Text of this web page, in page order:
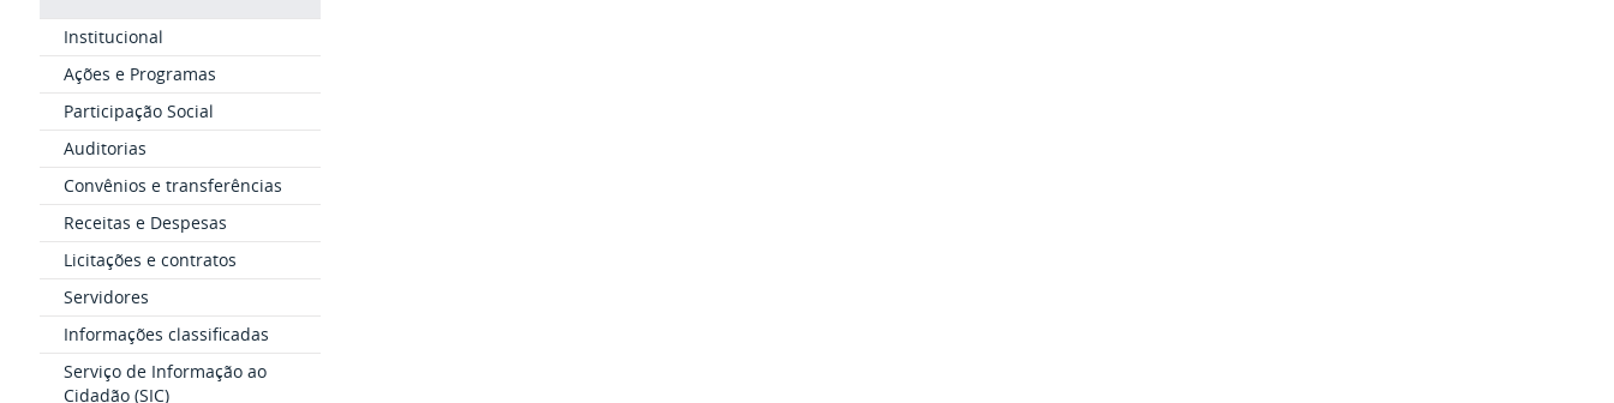
Institucional
Ações e Programas
Participação Social
Auditorias
Convênios e transferências
Receitas e Despesas
Licitações e contratos
Servidores
Informações classificadas
Serviço de Informação ao
Cidadão (SIC)